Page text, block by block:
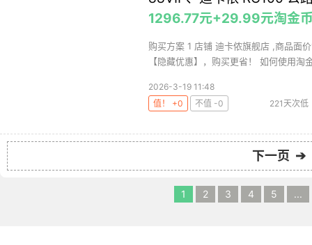
1296.77元+29.99元淘金
购买方案 1 店铺 迪卡侬旗舰店 ,商品面
【隐藏优惠】，购买更省！ 如何使用淘
2026-3-19 11:48
值！ +0
不值 -0 221天次低
下一页 ➔
1 2 3 4 5 ...